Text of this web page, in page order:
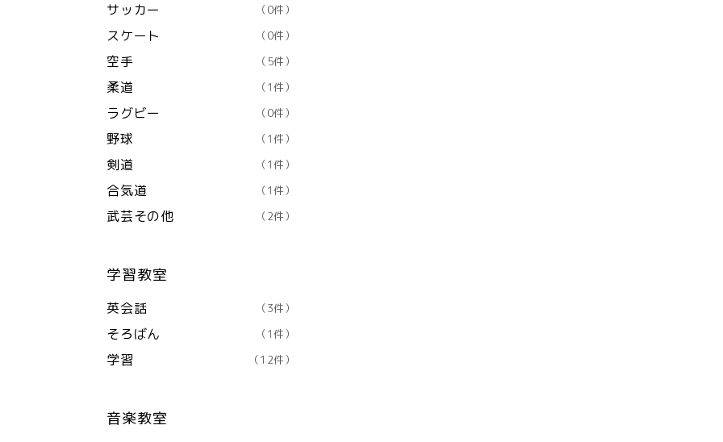
サッカー （0件）
スケート （0件）
空手 （5件）
柔道 （1件）
ラグビー （0件）
野球 （1件）
剣道 （1件）
合気道 （1件）
武芸その他 （2件）
学習教室
英会話 （3件）
そろばん （1件）
学習 （12件）
音楽教室